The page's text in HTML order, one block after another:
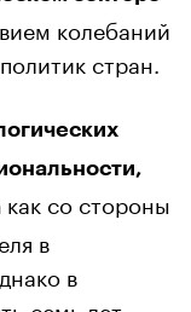
колебаний
стран.
как со стороны
в
в